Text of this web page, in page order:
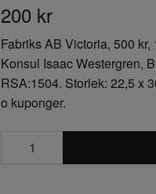
200 kr
Fabriks AB Victoria, 500
Konsul Isaac Westergren,
RSA:1504. Storlek: 22,5 x
o kuponger.